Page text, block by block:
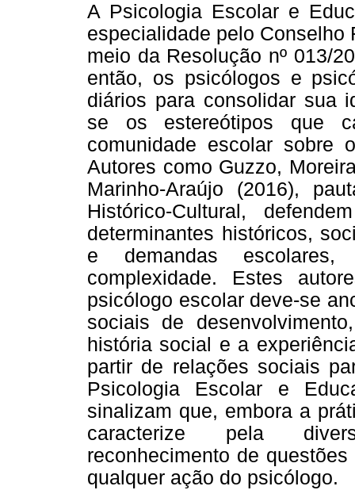
A Psicologia Escolar e
especialidade pelo Conselho
meio da Resolução nº 013/
então, os psicólogos e
diários para consolidar sua
se os estereótipos que
comunidade escolar sobre
Autores como Guzzo,
Marinho-Araújo (2016),
Histórico-Cultural,
determinantes históricos,
e demandas
complexidade. Estes
psicólogo escolar deve-se
sociais de
história social e a
partir de relações sociais
Psicologia Escolar e
sinalizam que, embora a
caracterize pela
reconhecimento de
qualquer ação do psicólogo.